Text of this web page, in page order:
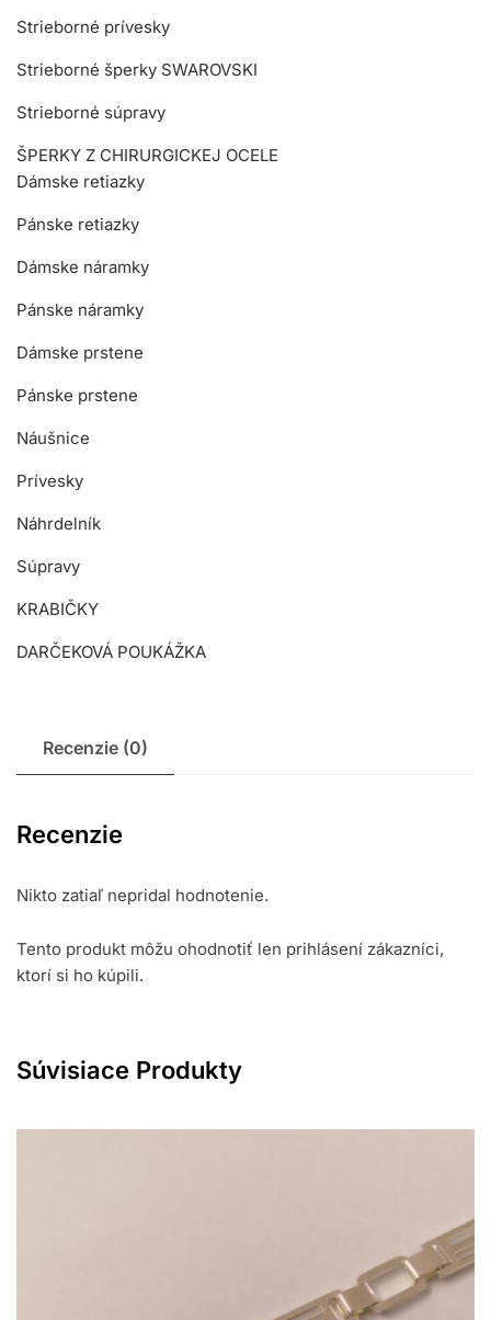
Strieborné prívesky
Strieborné šperky SWAROVSKI
Strieborné súpravy
ŠPERKY Z CHIRURGICKEJ OCELE
Dámske retiazky
Pánske retiazky
Dámske náramky
Pánske náramky
Dámske prstene
Pánske prstene
Náušnice
Prívesky
Náhrdelník
Súpravy
KRABIČKY
DARČEKOVÁ POUKÁŽKA
Recenzie (0)
Recenzie
Nikto zatiaľ nepridal hodnotenie.
Tento produkt môžu ohodnotiť len prihlásení zákazníci,
ktorí si ho kúpili.
Súvisiace Produkty